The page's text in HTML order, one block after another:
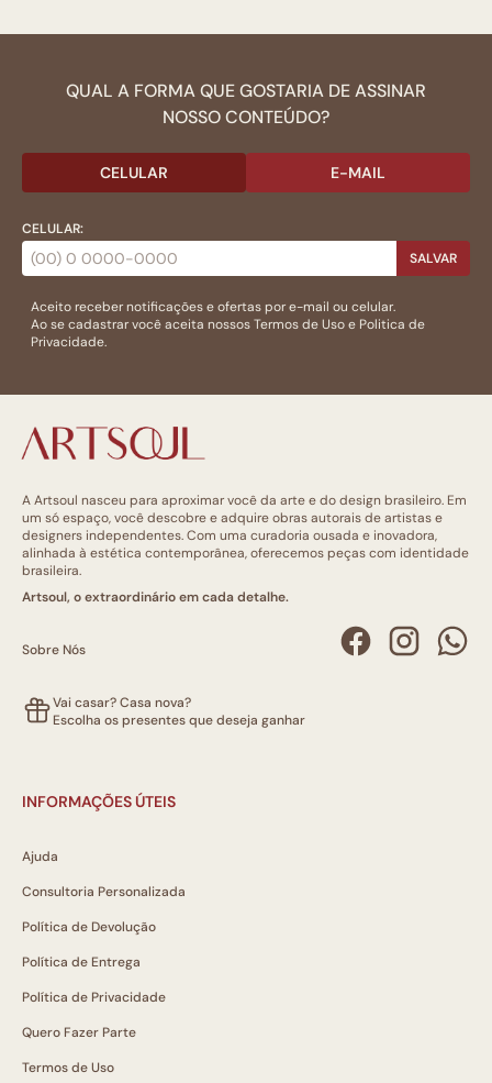
QUAL A FORMA QUE GOSTARIA DE ASSINAR
NOSSO CONTEÚDO?
CELULAR E-MAIL
CELULAR:
SALVAR
Aceito receber notificações e ofertas por e-mail ou celular.
Ao se cadastrar você aceita nossosTermos de Usoe Politica de
Privacidade.
A Artsoul nasceu para aproximar você da arte e do design brasileiro. Em
um só espaço, você descobre e adquire obras autorais de artistas e
designers independentes. Com uma curadoria ousada e inovadora,
alinhada à estética contemporânea, oferecemos peças com identidade
brasileira.
Artsoul, o extraordinário em cada detalhe.
Sobre Nós
Vai casar? Casa nova?
Escolha os presentes que deseja ganhar
INFORMAÇÕES ÚTEIS
Ajuda
Consultoria Personalizada
Política de Devolução
Política de Entrega
Política de Privacidade
Quero Fazer Parte
Termos de Uso